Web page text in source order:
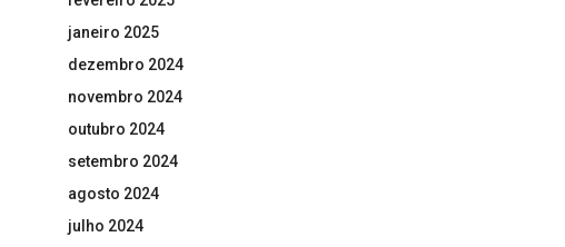
janeiro 2025
dezembro 2024
novembro 2024
outubro 2024
setembro 2024
agosto 2024
julho 2024